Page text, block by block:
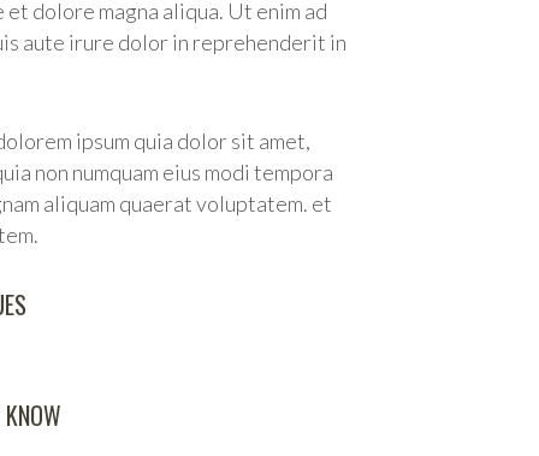
dolore magna aliqua. Ut enim ad
aute irure dolor in reprehenderit in
ipsum quia dolor sit amet,
non numquam eius modi tempora
aliquam quaerat voluptatem. et